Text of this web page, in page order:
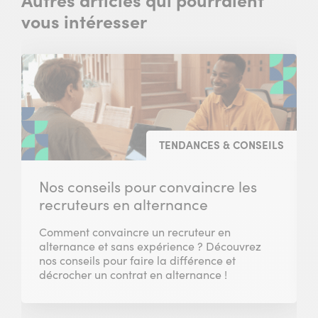
vous intéresser
TENDANCES & CONSEILS
Nos conseils pour convaincre les
recruteurs en alternance
Comment convaincre un recruteur en
alternance et sans expérience ? Découvrez
nos conseils pour faire la différence et
décrocher un contrat en alternance !